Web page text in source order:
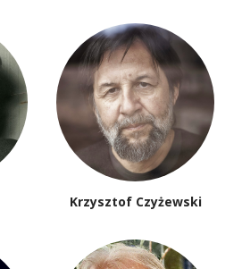
Krzysztof Czyżewski